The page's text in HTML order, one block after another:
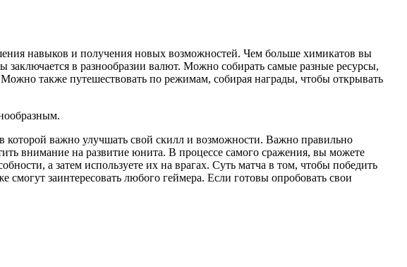
навыков и получения новых возможностей. Чем больше химикатов вы
в разнообразии валют. Можно собирать самые разные ресурсы,
также путешествовать по режимам, собирая награды, чтобы открывать
важно улучшать свой скилл и возможности. Важно правильно
внимание на развитие юнита. В процессе самого сражения, вы можете
а затем используете их на врагах. Суть матча в том, чтобы победить
заинтересовать любого геймера. Если готовы опробовать свои